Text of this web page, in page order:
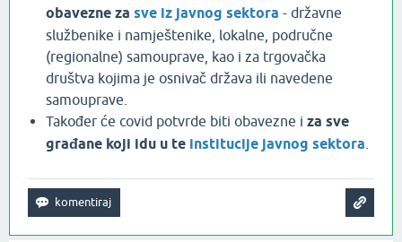
obavezne za sve iz javnog sektora - državne
službenike i namještenike, lokalne, područne
(regionalne) samouprave, kao i za trgovačka
društva kojima je osnivač država ili navedene
samouprave.
Također će covid potvrde biti obavezne i za sve
građane koji idu u te institucije javnog sektora